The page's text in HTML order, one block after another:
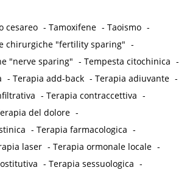
cesareo -Tamoxifene -Taoismo -
chirurgiche "fertility sparing" -
"nerve sparing" -Tempesta citochinica -
-Terapia add-back -Terapia adiuvante -
-Terapia contraccettiva -
del dolore -
-Terapia farmacologica -
laser -Terapia ormonale locale -
-Terapia sessuologica -